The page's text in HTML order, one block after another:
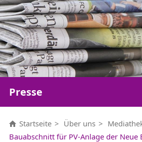
Presse
Startseite Über uns
Bauabschnitt für PV-Anlage der Neue